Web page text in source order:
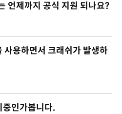
언제까지 공식 지원 되나요?
용하면서 크래쉬가 발생하
인가봅니다.